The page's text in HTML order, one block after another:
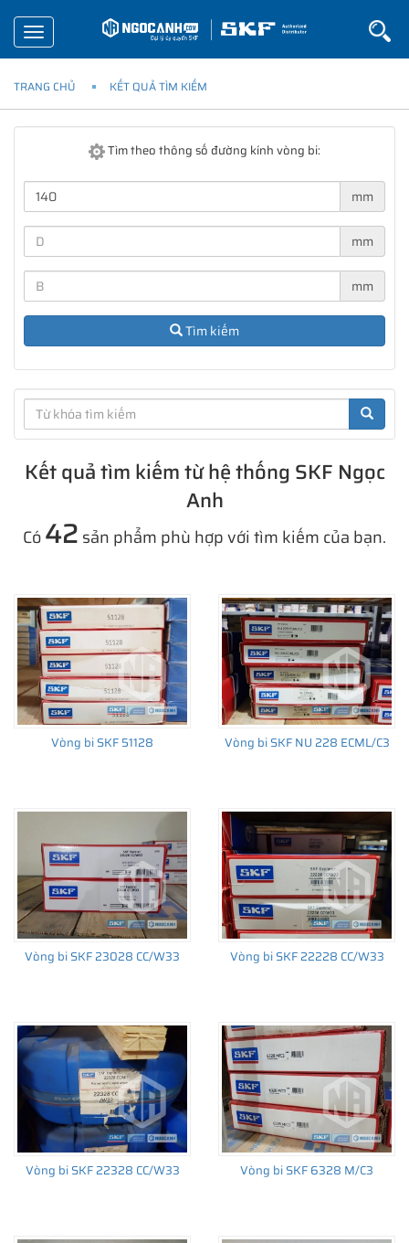
Toggle
navigation
TRANG CHỦ KẾT QUẢ TÌM KIẾM
Tìm theo thông số đường kính vòng bi:
mm
mm
mm
Tìm kiếm
Kết quả tìm kiếm từ hệ thống SKF Ngọc
Anh
Có42 sản phẩm phù hợp với tìm kiếm của bạn.
Vòng bi SKF 51128 Vòng bi SKF NU 228 ECML/C3
Vòng bi SKF 23028 CC/W33 Vòng bi SKF 22228 CC/W33
Vòng bi SKF 22328 CC/W33 Vòng bi SKF 6328 M/C3